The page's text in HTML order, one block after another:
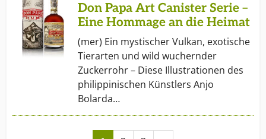
Don Papa Art Canister Serie –
Eine Hommage an die Heimat
(mer) Ein mystischer Vulkan, exotische
Tierarten und wild wuchernder
Zuckerrohr – Diese Illustrationen des
philippinischen Künstlers Anjo
Bolarda…